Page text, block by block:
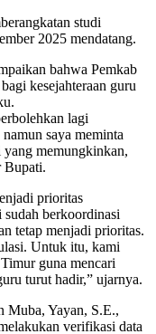
studi
2025 mendatang.
bahwa Pemkab
kesejahteraan guru
lagi
saya meminta
yang memungkinkan,
Bupati.
prioritas
berkoordinasi
tetap menjadi prioritas.
Untuk itu, kami
guna mencari
turut hadir,” ujarnya.
Muba, Yayan, S.E.,
verifikasi data